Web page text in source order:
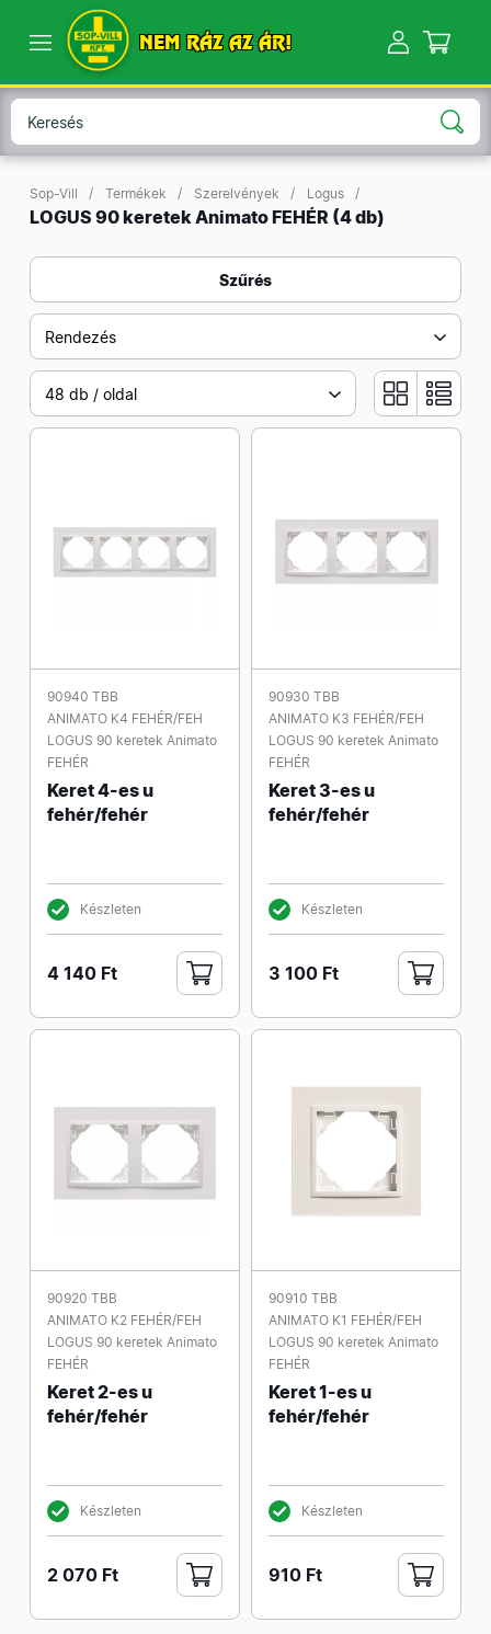
NEM RÁZ AZ ÁR!
Sop-Vill Termékek Szerelvények Logus
LOGUS 90 keretek Animato FEHÉR (4 db)
Szűrés
Rendezés
48 db / oldal
90940 TBB
ANIMATO K4 FEHÉR/FEH
LOGUS 90 keretek Animato
FEHÉR
Keret 4-es u
fehér/fehér
Készleten
4 140 Ft
90930 TBB
ANIMATO K3 FEHÉR/FEH
LOGUS 90 keretek Animato
FEHÉR
Keret 3-es u
fehér/fehér
Készleten
3 100 Ft
90920 TBB
ANIMATO K2 FEHÉR/FEH
LOGUS 90 keretek Animato
FEHÉR
Keret 2-es u
fehér/fehér
Készleten
2 070 Ft
90910 TBB
ANIMATO K1 FEHÉR/FEH
LOGUS 90 keretek Animato
FEHÉR
Keret 1-es u
fehér/fehér
Készleten
910 Ft